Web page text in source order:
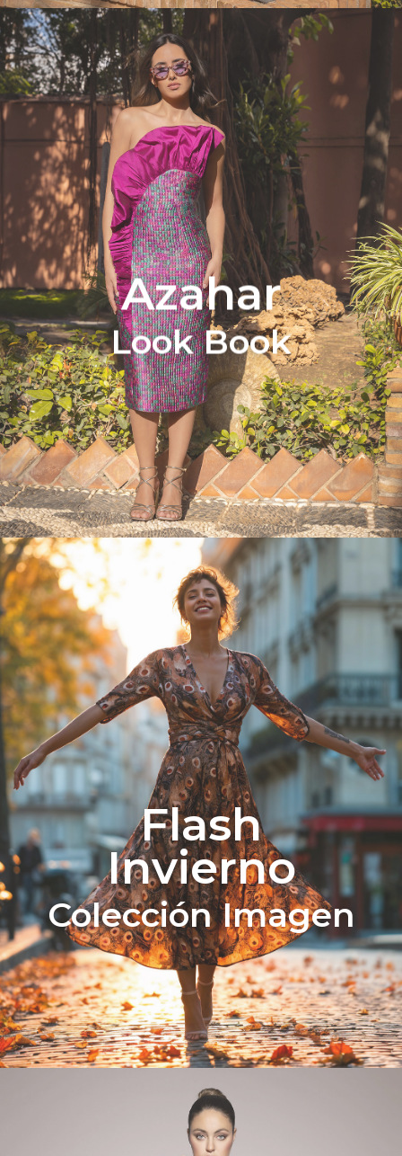
Azahar
Look Book
Flash
Invierno
Colección Imagen